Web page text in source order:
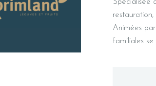
Spécialisée
Animées
familiales